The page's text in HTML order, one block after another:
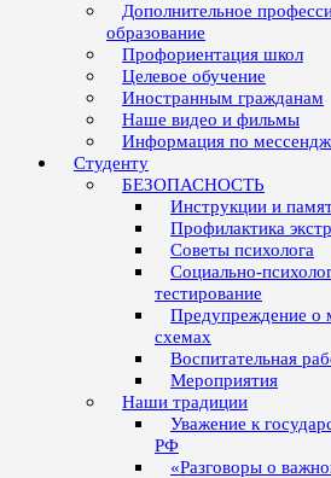
Дополнительное
образование
Профориентация школ
Целевое обучение
Иностранным гражданам
Наше видео и фильмы
Информация по
Студенту
БЕЗОПАСНОСТЬ
Инструкции и
Профилактика
Советы психолога
Социально-
тестирование
Предупреждение о
схемах
Воспитательная
Мероприятия
Наши традиции
Уважение к
РФ
«Разговоры о